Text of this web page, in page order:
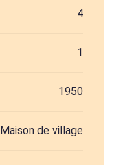
4
1
1950
Maison de village